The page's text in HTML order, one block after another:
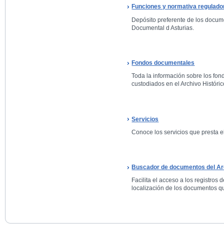
Funciones y normativa
Depósito preferente de los
Documental d Asturias.
Fondos documentales
Toda la información sobre los
custodiados en el Archivo
Servicios
Conoce los servicios que presta
Buscador de documentos del
Facilita el acceso a los registros
localización de los documentos